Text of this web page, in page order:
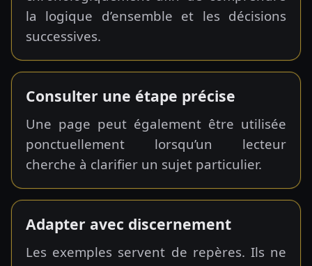
la logique d’ensemble et les décisions
successives.
Consulter une étape précise
Une page peut également être utilisée
ponctuellement lorsqu’un lecteur
cherche à clarifier un sujet particulier.
Adapter avec discernement
Les exemples servent de repères. Ils ne